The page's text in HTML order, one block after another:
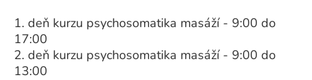
1. deň kurzu psychosomatika masáží - 9:00 do
17:00
2. deň kurzu psychosomatika masáží - 9:00 do
13:00